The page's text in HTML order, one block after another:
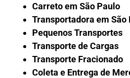
Carreto em São Paulo
Transportadora em São
Pequenos Transportes
Transporte de Cargas
Transporte Fracionado
Coleta e Entrega de